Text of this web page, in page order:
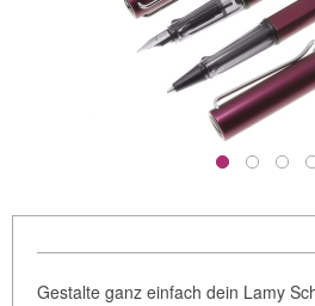
Gestalte ganz einfach dein Lamy